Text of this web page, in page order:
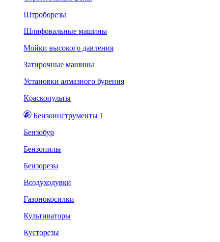
Штроборезы
Шлифовальные машины
Мойки высокого давления
Затирочные машины
Установки алмазного бурения
Краскопульты
Бензоинструменты 1
Бензобур
Бензопилы
Бензорезы
Воздуходувки
Газонокосилки
Культиваторы
Кусторезы